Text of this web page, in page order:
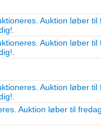
Auktion løber
Auktion løber
Auktion løber
Auktion løber til